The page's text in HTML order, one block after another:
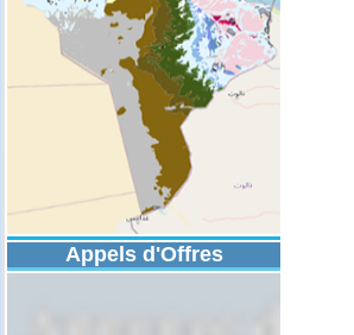
Appels d'Offres